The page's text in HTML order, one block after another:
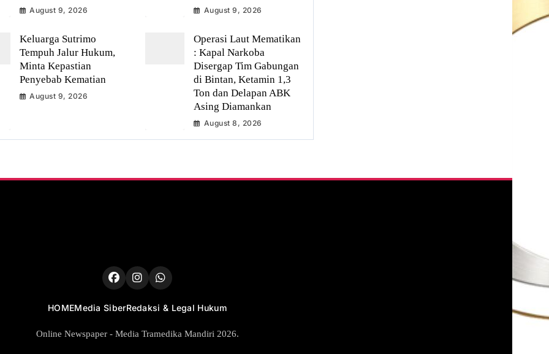
August 9, 2026 August 9, 2026
Keluarga Sutrimo
Tempuh Jalur Hukum,
Minta Kepastian
Penyebab Kematian
August 9, 2026
Operasi Laut Mematikan
: Kapal Narkoba
Disergap Tim Gabungan
di Bintan, Ketamin 1,3
Ton dan Delapan ABK
Asing Diamankan
August 8, 2026
HOMEMedia SiberRedaksi & Legal Hukum
Online Newspaper - Media Tramedika Mandiri 2026.